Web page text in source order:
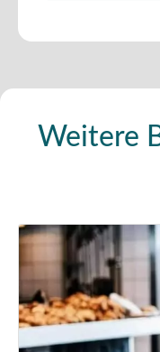
Weitere